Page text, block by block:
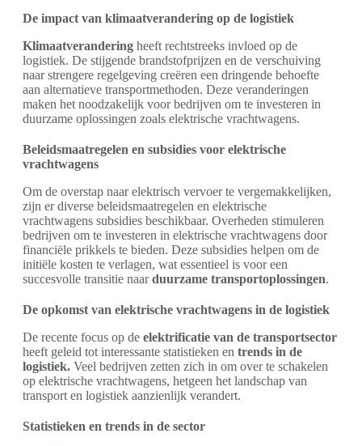
De impact van klimaatverandering op de logistiek
Klimaatverandering heeft rechtstreeks invloed op de
logistiek. De stijgende brandstofprijzen en de verschuiving
naar strengere regelgeving creëren een dringende behoefte
aan alternatieve transportmethoden. Deze veranderingen
maken het noodzakelijk voor bedrijven om te investeren in
duurzame oplossingen zoals elektrische vrachtwagens.
Beleidsmaatregelen en subsidies voor elektrische
vrachtwagens
Om de overstap naar elektrisch vervoer te vergemakkelijken,
zijn er diverse beleidsmaatregelen en elektrische
vrachtwagens subsidies beschikbaar. Overheden stimuleren
bedrijven om te investeren in elektrische vrachtwagens door
financiële prikkels te bieden. Deze subsidies helpen om de
initiële kosten te verlagen, wat essentieel is voor een
succesvolle transitie naarduurzame transportoplossingen.
De opkomst van elektrische vrachtwagens in de logistiek
De recente focus op de elektrificatie van de transportsector
heeft geleid tot interessante statistieken en trends in de
logistiek. Veel bedrijven zetten zich in om over te schakelen
op elektrische vrachtwagens, hetgeen het landschap van
transport en logistiek aanzienlijk verandert.
Statistieken en trends in de sector